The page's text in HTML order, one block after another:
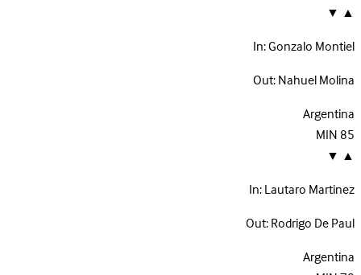
▲
▼
In:Gonzalo Montiel
Out:Nahuel Molina
Argentina
85
MIN
▲
▼
In:Lautaro Martinez
Out:Rodrigo De Paul
Argentina